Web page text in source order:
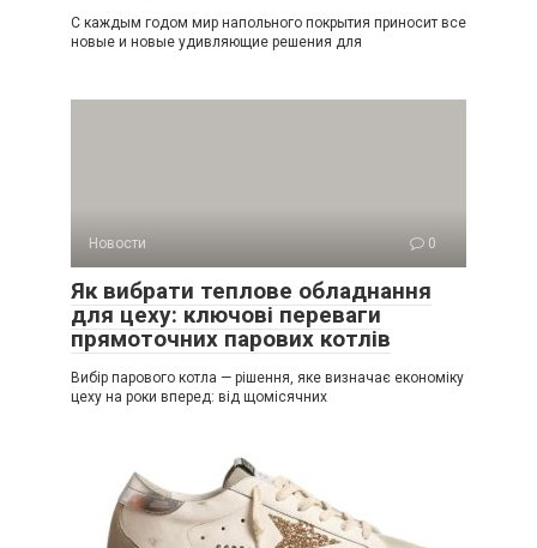
С каждым годом мир напольного покрытия приносит все
новые и новые удивляющие решения для
Новости 0
Як вибрати теплове обладнання
для цеху: ключові переваги
прямоточних парових котлів
Вибір парового котла — рішення, яке визначає економіку
цеху на роки вперед: від щомісячних